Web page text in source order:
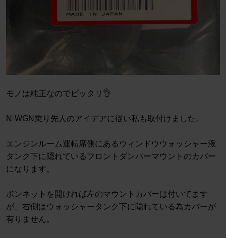
モノは純正なのでピッタリ👌
N-WGN乗り先人のアイデアに従い私も取付けました。
エンジンルーム運転席側にあるウィンドウウォッシャー液
タンク下に隠れているフロントダンパーマウントのカバー
になります。
ボンネットを開ければ左のマウントカバーは付いてます
が、右側はウォッシャータンク下に隠れている為カバーが
有りません。